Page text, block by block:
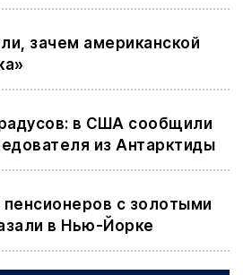
зачем американской
в США сообщили
из Антарктиды
с золотыми
в Нью-Йорке